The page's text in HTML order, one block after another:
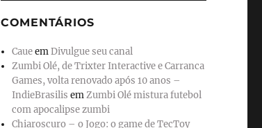
COMENTÁRIOS
CaueemDivulgue seu canal
Zumbi Olé, de Trixter Interactive e Carranca
Games, volta renovado após 10 anos –
IndieBrasilis emZumbi Olé mistura futebol
com apocalipse zumbi
Chiaroscuro – o Jogo: o game de TecToy